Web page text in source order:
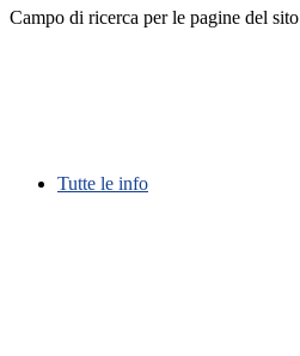
Campo di ricerca per le pagine del sito
Tutte le info